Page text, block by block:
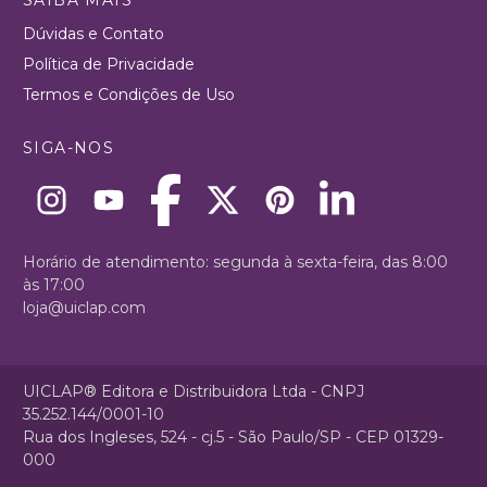
Dúvidas e Contato
Política de Privacidade
Termos e Condições de Uso
SIGA-NOS
Horário de atendimento: segunda à sexta-feira, das 8:00
às 17:00
loja@uiclap.com
UICLAP® Editora e Distribuidora Ltda - CNPJ
35.252.144/0001-10
Rua dos Ingleses, 524 - cj.5 - São Paulo/SP - CEP 01329-
000